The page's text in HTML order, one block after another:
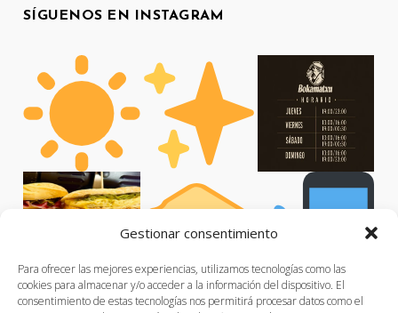
Gestionar consentimiento
Para ofrecer las mejores experiencias, utilizamos tecnologías como las
cookies para almacenar y/o acceder a la información del dispositivo. El
consentimiento de estas tecnologías nos permitirá procesar datos como el
SÍGUENOS EN INSTAGRAM